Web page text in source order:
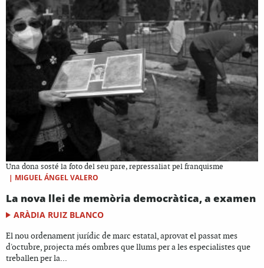
Una dona sosté la foto del seu pare, repressaliat pel franquisme
| MIGUEL ÁNGEL VALERO
La nova llei de memòria democràtica, a examen
ARÀDIA RUIZ BLANCO
El nou ordenament jurídic de marc estatal, aprovat el passat mes
d'octubre, projecta més ombres que llums per a les especialistes que
treballen per la...